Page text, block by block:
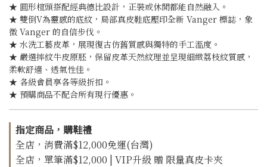
★ 圓形楦頭搭配經典德比設計，正裝或休閒都能自然融入。
★ 雙倒V為靈感的底紋，局部真皮鞋底壓印全新 Vanger 標誌，象
徵 Vanger 的自信步伐。
★ 水洗工藝皮革，展現復古仿舊質感與獨特的手工溫度。
★ 嚴選摔紋牛皮原胚，保留皮革天然紋理並呈現細緻荔枝紋質感，
柔軟舒適、透氣性佳。
★ 各級會員享各等級折扣。
★ 預購商品不配合所有現行優惠。
指定商品，購鞋禮
全店，消費滿$12,000免運(台灣)
全店，單筆滿$12,000 | VIP升級 贈 限量真皮卡夾